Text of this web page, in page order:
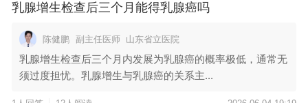
乳腺增生检查后三个月能得乳腺癌吗
陈健鹏 副主任医师 山东省立医院
乳腺增生检查后三个月内发展为乳腺癌的概率极低，通常无
须过度担忧。乳腺增生与乳腺癌的关系主...